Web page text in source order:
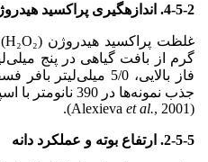
4-5-2. اندازه­گیری پراکسید هیدروژن
جذب نمونه‌ها در 390 نانومتر با اسپکتروفتومتر خوانده شد
(Alexieva
et al., 2001).
2-5-5. ارتفاع بوته و عملکرد دانه